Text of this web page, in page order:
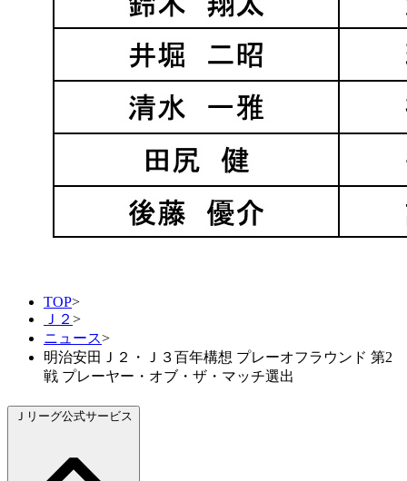
TOP>
Ｊ２ >
ニュース>
明治安田Ｊ２・Ｊ３百年構想 プレーオフラウンド 第2
戦 プレーヤー・オブ・ザ・マッチ選出
Ｊリーグ公式サービス